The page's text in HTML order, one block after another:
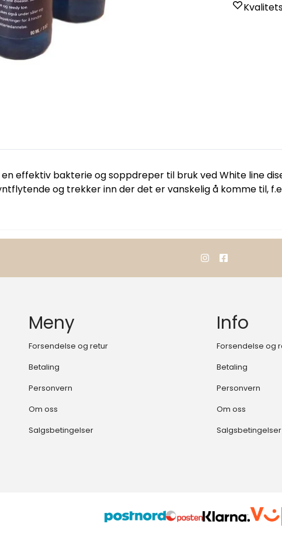
effektiv bakterie og soppdreper til bruk ved White line
og trekker inn der det er vanskelig å komme til,
Meny
Forsendelse og retur
Betaling
Personvern
Om oss
Salgsbetingelser
Info
Forsendelse og
Betaling
Personvern
Om oss
Salgsbetingelser